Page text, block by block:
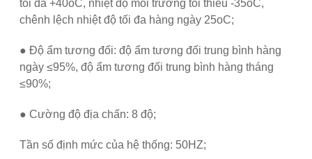
tối đa +40oC, nhiệt độ môi trường tối thiểu -35oC,
chênh lệch nhiệt độ tối đa hàng ngày 25oC;
● Độ ẩm tương đối: độ ẩm tương đối trung bình hàng
ngày ≤95%, độ ẩm tương đối trung bình hàng tháng
≤90%;
● Cường độ địa chấn: 8 độ;
Tần số định mức của hệ thống: 50HZ;